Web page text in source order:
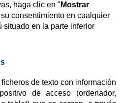
haga clic en " Mostrar
consentimiento en cualquier
situado en la parte inferior
de texto con información
de acceso (ordenador,